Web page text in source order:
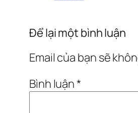
Để lại một bình luận
Email của bạn sẽ
Bình luận*